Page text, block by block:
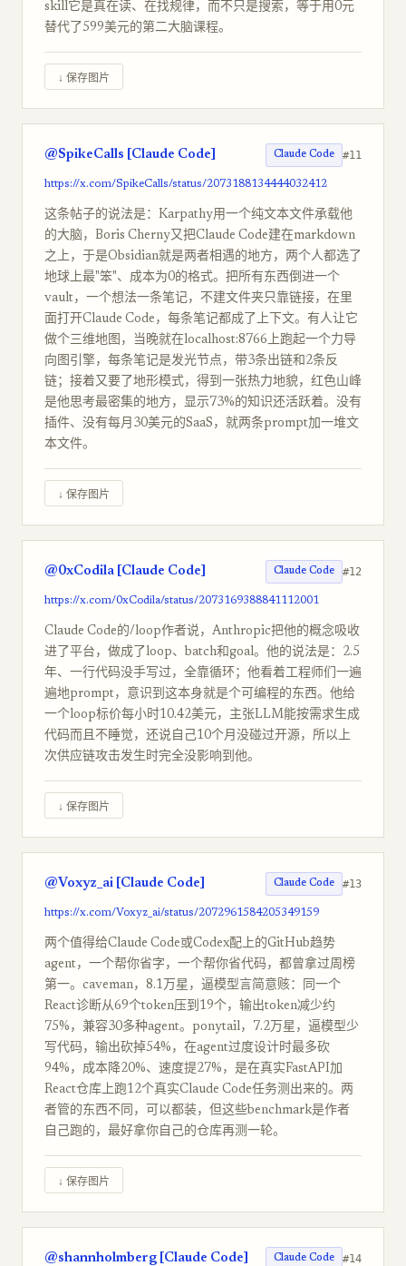
skill它是真在读、在找规律，而不只是搜索，等于用0元
替代了599美元的第二大脑课程。
↓ 保存图片
@SpikeCalls [Claude Code] Claude Code #11
https://x.com/SpikeCalls/status/2073188134444032412
这条帖子的说法是：Karpathy用一个纯文本文件承载他
的大脑，Boris Cherny又把Claude Code建在markdown
之上，于是Obsidian就是两者相遇的地方，两个人都选了
地球上最"笨"、成本为0的格式。把所有东西倒进一个
vault，一个想法一条笔记，不建文件夹只靠链接，在里
面打开Claude Code，每条笔记都成了上下文。有人让它
做个三维地图，当晚就在localhost:8766上跑起一个力导
向图引擎，每条笔记是发光节点，带3条出链和2条反
链；接着又要了地形模式，得到一张热力地貌，红色山峰
是他思考最密集的地方，显示73%的知识还活跃着。没有
插件、没有每月30美元的SaaS，就两条prompt加一堆文
本文件。
↓ 保存图片
@0xCodila [Claude Code] Claude Code #12
https://x.com/0xCodila/status/2073169388841112001
Claude Code的/loop作者说，Anthropic把他的概念吸收
进了平台，做成了loop、batch和goal。他的说法是：2.5
年、一行代码没手写过，全靠循环；他看着工程师们一遍
遍地prompt，意识到这本身就是个可编程的东西。他给
一个loop标价每小时10.42美元，主张LLM能按需求生成
代码而且不睡觉，还说自己10个月没碰过开源，所以上
次供应链攻击发生时完全没影响到他。
↓ 保存图片
@Voxyz_ai [Claude Code] Claude Code #13
https://x.com/Voxyz_ai/status/2072961584205349159
两个值得给Claude Code或Codex配上的GitHub趋势
agent，一个帮你省字，一个帮你省代码，都曾拿过周榜
第一。caveman，8.1万星，逼模型言简意赅：同一个
React诊断从69个token压到19个，输出token减少约
75%，兼容30多种agent。ponytail，7.2万星，逼模型少
写代码，输出砍掉54%，在agent过度设计时最多砍
94%，成本降20%、速度提27%，是在真实FastAPI加
React仓库上跑12个真实Claude Code任务测出来的。两
者管的东西不同，可以都装，但这些benchmark是作者
自己跑的，最好拿你自己的仓库再测一轮。
↓ 保存图片
@shannholmberg [Claude Code] Claude Code #14